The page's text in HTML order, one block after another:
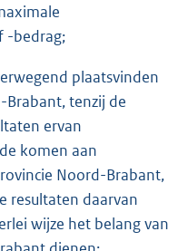
-bedrag;
plaatsvinden
tenzij de
ervan
komen aan
Noord-Brabant,
resultaten daarvan
wijze het belang van